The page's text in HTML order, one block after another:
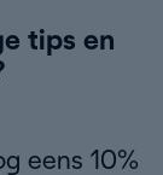
tips en
eens 10%